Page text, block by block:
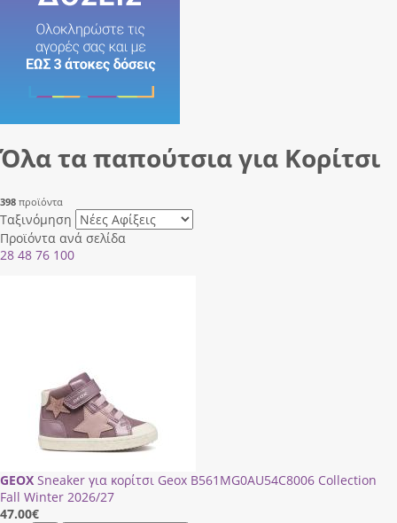
Όλα τα παπούτσια για Κορίτσι
398 προϊόντα
Ταξινόμηση
Προϊόντα ανά σελίδα
28 48 76 100
GEOX Sneaker για κορίτσι Geox Β561ΜG0ΑU54C8006 Collection
Fall Winter 2026/27
47.00€